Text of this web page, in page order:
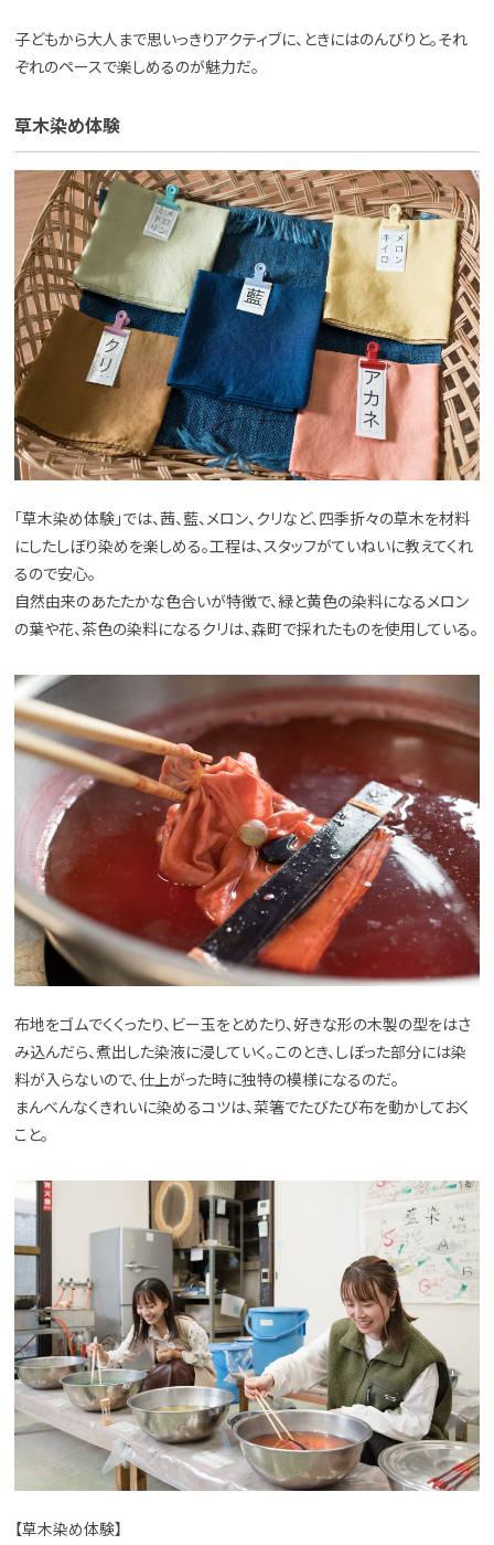
子どもから大人まで思いっきりアクティブに、ときにはのんびりと。それ
ぞれのペースで楽しめるのが魅力だ。
草木染め体験
「草木染め体験」では、茜、藍、メロン、クリなど、四季折々の草木を材料
にしたしぼり染めを楽しめる。工程は、スタッフがていねいに教えてくれ
るので安心。
自然由来のあたたかな色合いが特徴で、緑と黄色の染料になるメロン
の葉や花、茶色の染料になるクリは、森町で採れたものを使用している。
布地をゴムでくくったり、ビー玉をとめたり、好きな形の木製の型をはさ
み込んだら、煮出した染液に浸していく。このとき、しぼった部分には染
料が入らないので、仕上がった時に独特の模様になるのだ。
まんべんなくきれいに染めるコツは、菜箸でたびたび布を動かしておく
こと。
【草木染め体験】